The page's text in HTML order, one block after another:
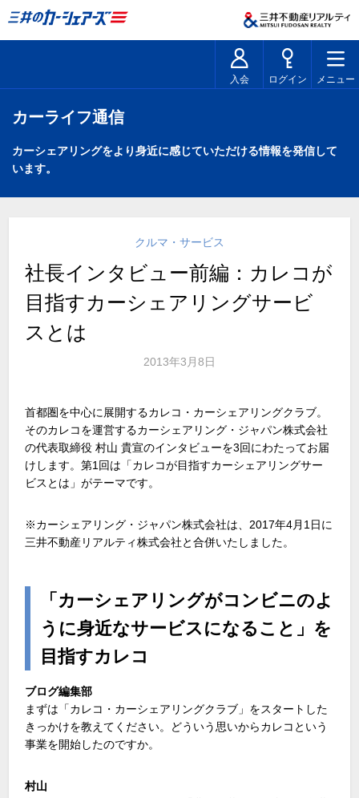
入会 ログイン メニュー
カーライフ通信
カーシェアリングをより身近に感じていただける情報を発信して
います。
クルマ・サービス
社長インタビュー前編：カレコが
目指すカーシェアリングサービ
スとは
2013年3月8日
首都圏を中心に展開するカレコ・カーシェアリングクラブ。
そのカレコを運営するカーシェアリング・ジャパン株式会社
の代表取締役 村山 貴宣のインタビューを3回にわたってお届
けします。第1回は「カレコが目指すカーシェアリングサー
ビスとは」がテーマです。
※カーシェアリング・ジャパン株式会社は、2017年4月1日に
三井不動産リアルティ株式会社と合併いたしました。
「カーシェアリングがコンビニのよ
うに身近なサービスになること」を
目指すカレコ
ブログ編集部
まずは「カレコ・カーシェアリングクラブ」をスタートした
きっかけを教えてください。どういう思いからカレコという
事業を開始したのですか。
村山